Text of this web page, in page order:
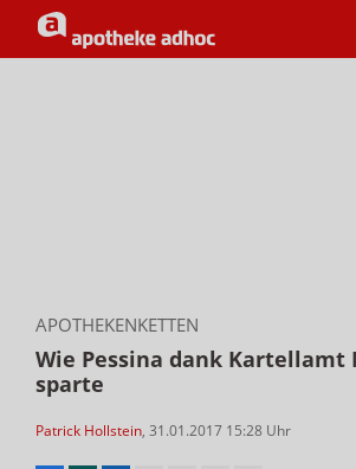
APOTHEKENKETTEN
Wie Pessina dank
sparte
Patrick Hollstein, 31.01.2017 15:28 Uhr